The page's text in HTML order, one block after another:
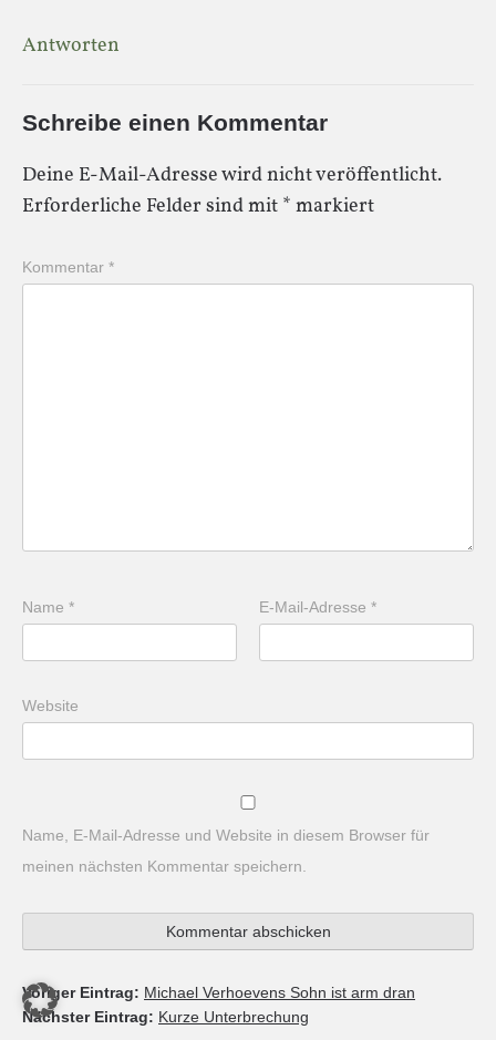
Antworten
Schreibe einen Kommentar
Deine E-Mail-Adresse wird nicht veröffentlicht.
Erforderliche Felder sind mit * markiert
Kommentar *
Name * E-Mail-Adresse*
Website
Name, E-Mail-Adresse und Website in diesem Browser für
meinen nächsten Kommentar speichern.
Voriger Eintrag: Michael Verhoevens Sohn ist arm dran
Nächster Eintrag: Kurze Unterbrechung